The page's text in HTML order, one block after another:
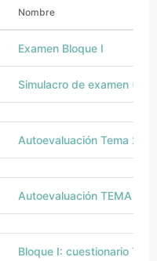
Nombre
Examen Bloque I
Simulacro de examen (B1-
Autoevaluación Tema 2:
Autoevaluación TEMA 1
Bloque I: cuestionario